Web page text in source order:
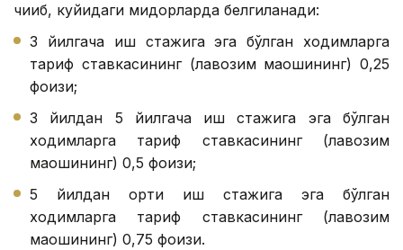
чиқиб, куйидаги миқдорларда белгиланади:
3 йилгача иш стажига эга бўлган ходимларга
тариф ставкасининг (лавозим маошининг) 0,25
фоизи;
3 йилдан 5 йилгача иш стажига эга бўлган
ходимларга тариф ставкасининг (лавозим
маошининг) 0,5 фоизи;
5 йилдан ортиқ иш стажига эга бўлган
ходимларга тариф ставкасининг (лавозим
маошининг) 0,75 фоизи.